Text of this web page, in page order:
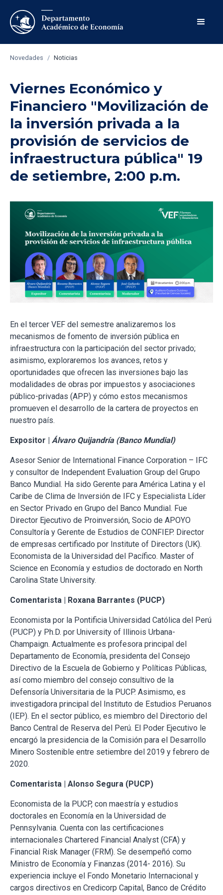
Novedades / Noticias
Viernes Económico y
Financiero "Movilización de
la inversión privada a la
provisión de servicios de
infraestructura pública" 19
de setiembre, 2:00 p.m.
En el tercer VEF del semestre analizaremos los
mecanismos de fomento de inversión pública en
infraestructura con la participación del sector privado;
asimismo, exploraremos los avances, retos y
oportunidades que ofrecen las inversiones bajo las
modalidades de obras por impuestos y asociaciones
público-privadas (APP) y cómo estos mecanismos
promueven el desarrollo de la cartera de proyectos en
nuestro país.
Expositor | Álvaro Quijandría (Banco Mundial)
Asesor Senior de International Finance Corporation – IFC
y consultor de Independent Evaluation Group del Grupo
Banco Mundial. Ha sido Gerente para América Latina y el
Caribe de Clima de Inversión de IFC y Especialista Líder
en Sector Privado en Grupo del Banco Mundial. Fue
Director Ejecutivo de Proinversión, Socio de APOYO
Consultoría y Gerente de Estudios de CONFIEP. Director
de empresas certificado por Institute of Directors (UK).
Economista de la Universidad del Pacífico. Master of
Science en Economía y estudios de doctorado en North
Carolina State University.
Comentarista | Roxana Barrantes (PUCP)
Economista por la Pontificia Universidad Católica del Perú
(PUCP) y Ph.D. por University of Illinois Urbana-
Champaign. Actualmente es profesora principal del
Departamento de Economía, presidenta del Consejo
Directivo de la Escuela de Gobierno y Políticas Públicas,
así como miembro del consejo consultivo de la
Defensoría Universitaria de la PUCP. Asimismo, es
investigadora principal del Instituto de Estudios Peruanos
(IEP). En el sector público, es miembro del Directorio del
Banco Central de Reserva del Perú. El Poder Ejecutivo le
encargó la presidencia de la Comisión para el Desarrollo
Minero Sostenible entre setiembre del 2019 y febrero de
2020.
Comentarista | Alonso Segura (PUCP)
Economista de la PUCP, con maestría y estudios
doctorales en Economía en la Universidad de
Pennsylvania. Cuenta con las certificaciones
internacionales Chartered Financial Analyst (CFA) y
Financial Risk Manager (FRM). Se desempeñó como
Ministro de Economía y Finanzas (2014- 2016). Su
experiencia incluye el Fondo Monetario Internacional y
cargos directivos en Credicorp Capital, Banco de Crédito